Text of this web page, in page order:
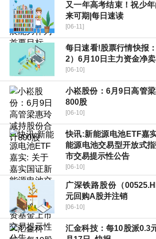
又一年高考结束！祝少
来可期|每日速读
[06-11]
每日速看!股票行情快报
2）6月10日主力资金净
[06-10]
小崧股份：6月9日高管
800股
[06-10]
快讯:新能源电池ETF嘉
能源电池交易型开放式
市交易提示性公告
[06-10]
广深铁路股份（
元回购A股并注销
[06-10]
汇金科技：每10股派0.3